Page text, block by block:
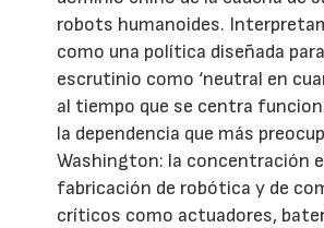
robots humanoides.
como una política diseñada
escrutinio como ‘neutral en
al tiempo que se centra
la dependencia que más
Washington: la concentración
fabricación de robótica y de
críticos como actuadores,